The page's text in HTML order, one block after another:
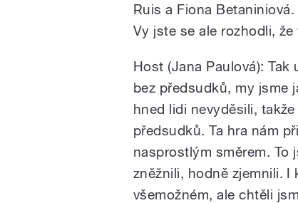
Ruis a Fiona
Vy jste se ale rozhodli,
Host (Jana Paulová): Tak
bez předsudků, my jsme
hned lidi nevyděsili,
předsudků. Ta hra nám
nasprostlým směrem. To
zněžnili, hodně zjemnili. I
všemožném, ale chtěli